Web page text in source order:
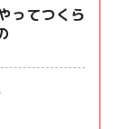
ってつくら